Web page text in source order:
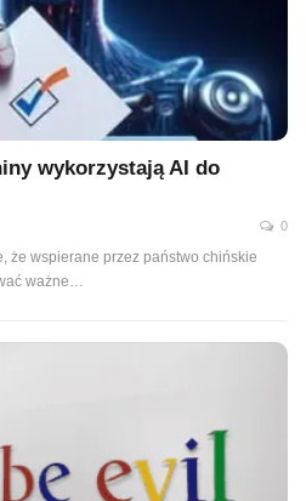
wykorzystają AI do
0
że wspierane przez państwo chińskie
ważne…